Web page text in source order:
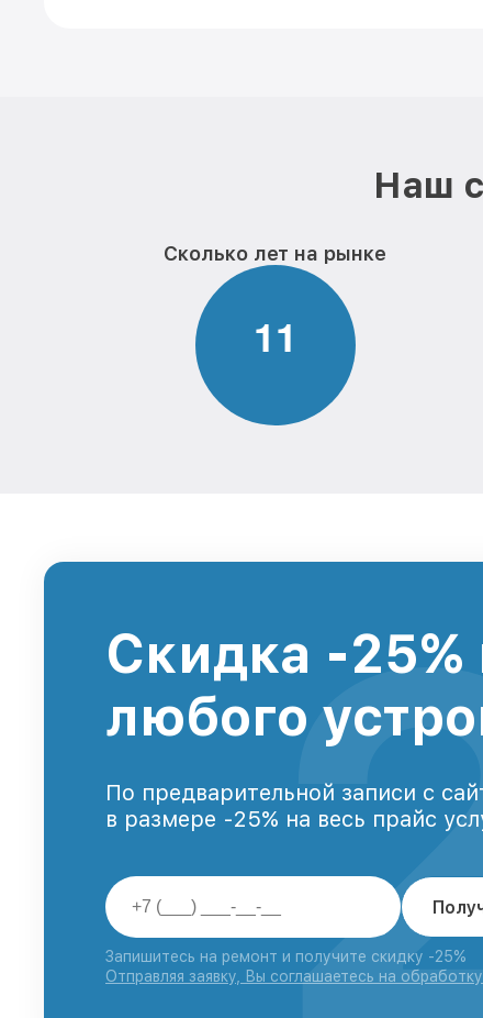
Наш
Сколько лет на рынке
11
Скидка -25%
любого
По предварительной записи с
в размере -25% на весь прайс
Запишитесь на ремонт и получите скидку -25%
Отправляя заявку, Вы соглашаетесь на